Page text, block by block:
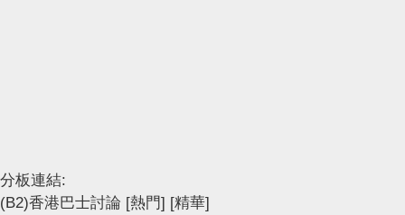
分板連結:
(B2)香港巴士討論 [熱門] [精華]